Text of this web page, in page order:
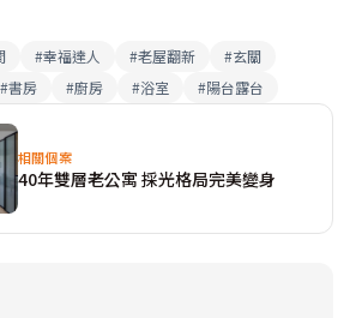
#幸福達人 #老屋翻新 #玄關
#書房 #廚房 #浴室 #陽台露台
相關個案
40年雙層老公寓 採光格局完美變身